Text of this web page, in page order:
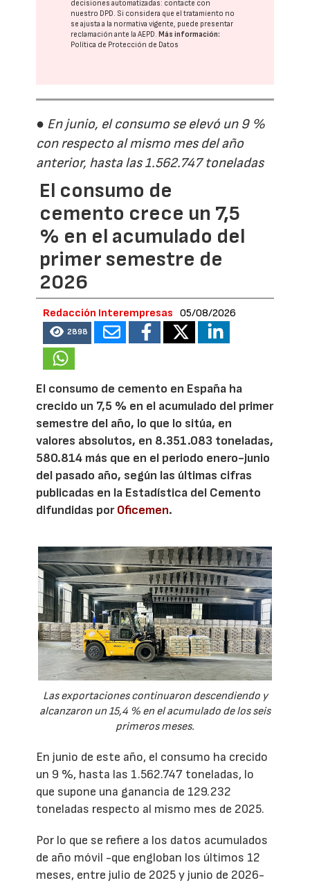
decisiones automatizadas: contacte con
nuestro DPD . Si considera que el tratamiento no
se ajusta a la normativa vigente, puede presentar
reclamación ante laAEPD .Más información:
Política de Protección de Datos
● En junio, el consumo se elevó un 9 %
con respecto al mismo mes del año
anterior, hasta las 1.562.747 toneladas
El consumo de
cemento crece un 7,5
% en el acumulado del
primer semestre de
2026
Redacción Interempresas 05/08/2026
2898
El consumo de cemento en España ha
crecido un 7,5 % en el acumulado del primer
semestre del año, lo que lo sitúa, en
valores absolutos, en 8.351.083 toneladas,
580.814 más que en el periodo enero-junio
del pasado año, según las últimas cifras
publicadas en la Estadística del Cemento
difundidas porOficemen.
Las exportaciones continuaron descendiendo y
alcanzaron un 15,4 % en el acumulado de los seis
primeros meses.
En junio de este año, el consumo ha crecido
un 9 %, hasta las 1.562.747 toneladas, lo
que supone una ganancia de 129.232
toneladas respecto al mismo mes de 2025.
Por lo que se refiere a los datos acumulados
de año móvil -que engloban los últimos 12
meses, entre julio de 2025 y junio de 2026-